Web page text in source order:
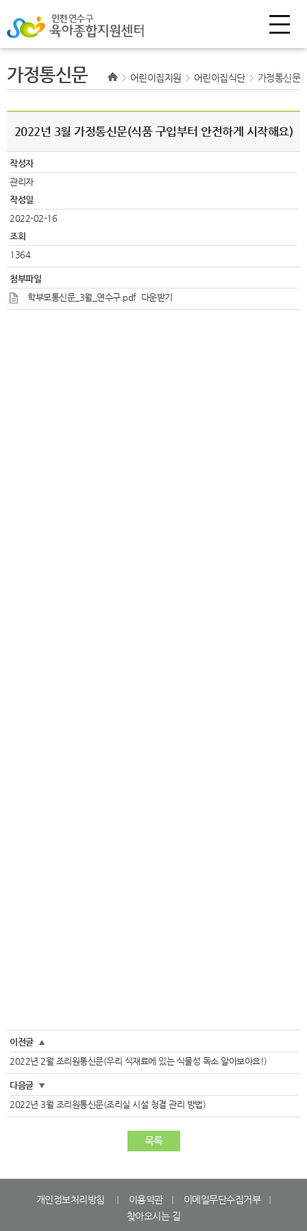
가정통신문 어린이집지원 어린이집식단 가정통신문
2022년 3월 가정통신문(식품 구입부터 안전하게 시작해요)
작성자
관리자
작성일
2022-02-16
조회
1364
첨부파일
학부모통신문_3월_연수구.pdf 다운받기
이전글 ▲
2022년 2월 조리원통신문(우리 식재료에 있는 식물성 독소 알아보아요!)
다음글 ▼
2022년 3월 조리원통신문(조리실 시설 청결 관리 방법)
목록
개인정보처리방침 이용약관
이메일무단수집거부
찾아오시는 길